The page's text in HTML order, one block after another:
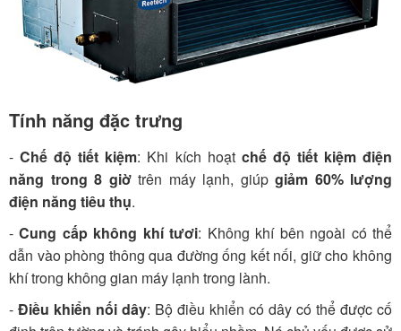
Tính năng đặc trưng
-Chế độ tiết kiệm: Khi kích hoạt chế độ tiết kiệm điện
năng trong 8 giờtrên máy lạnh, giúp giảm 60% lượng
điện năng tiêu thụ.
-Cung cấp không khí tươi: Không khí bên ngoài có thể
dẫn vào phòng thông qua đường ống kết nối, giữ cho không
khí trong không gian máy lạnh trong lành.
- Điều khiển nối dây: Bộ điều khiển có dây có thể được cố